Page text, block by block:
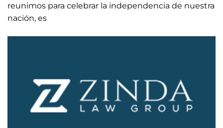
reunimos para celebrar la independencia de nuestra
nación, es